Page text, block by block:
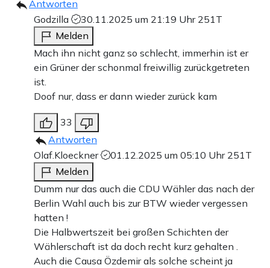
Antworten
Godzilla
30.11.2025 um 21:19 Uhr 251T
Melden
Mach ihn nicht ganz so schlecht, immerhin ist er
ein Grüner der schonmal freiwillig zurückgetreten
ist.
Doof nur, dass er dann wieder zurück kam
33
Antworten
Olaf.Kloeckner
01.12.2025 um 05:10 Uhr 251T
Melden
Dumm nur das auch die CDU Wähler das nach der
Berlin Wahl auch bis zur BTW wieder vergessen
hatten !
Die Halbwertszeit bei großen Schichten der
Wählerschaft ist da doch recht kurz gehalten .
Auch die Causa Özdemir als solche scheint ja